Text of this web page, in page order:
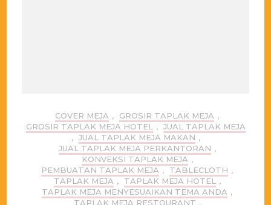
COVER MEJA , GROSIR TAPLAK MEJA ,
GROSIR TAPLAK MEJA HOTEL , JUAL TAPLAK MEJA
, JUAL TAPLAK MEJA MAKAN ,
JUAL TAPLAK MEJA PERKANTORAN ,
KONVEKSI TAPLAK MEJA ,
PEMBUATAN TAPLAK MEJA , TABLECLOTH ,
TAPLAK MEJA , TAPLAK MEJA HOTEL ,
TAPLAK MEJA MENYESUAIKAN TEMA ANDA ,
TAPLAK MEJA RESTOURANT ,